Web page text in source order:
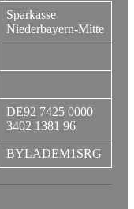
Sparkasse
Niederbayern-Mitte
DE92 7425 0000
3402 1381 96
BYLADEM1SRG